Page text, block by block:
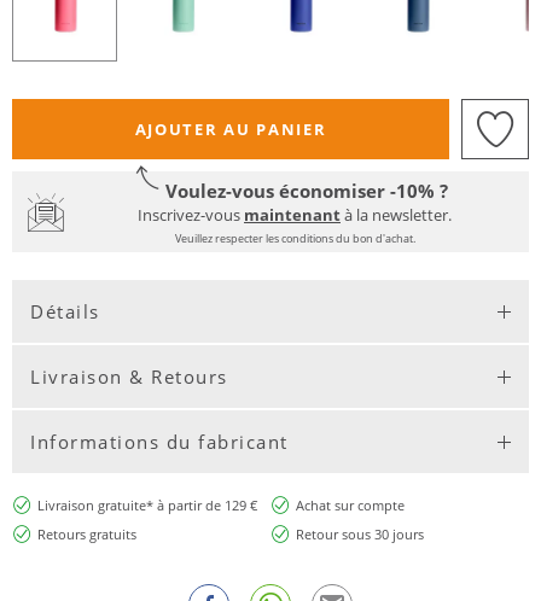
AJOUTER AU PANIER
Voulez-vous économiser -10% ?
Inscrivez-vous maintenantà la newsletter.
Veuillez respecter les conditions du bon d'achat.
Détails
Livraison & Retours
Informations du fabricant
Livraison gratuite* à partir de 129 €
Achat sur compte
Retours gratuits
Retour sous 30 jours